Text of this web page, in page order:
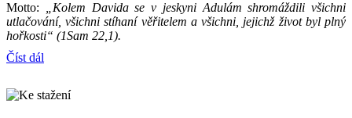
Motto:
„Kolem Davida se v jeskyni Adulám shromáždili všichni
utlačování, všichni stíhaní věřitelem a všichni, jejichž život byl plný
hořkosti“ (1Sam 22,1).
Číst dál